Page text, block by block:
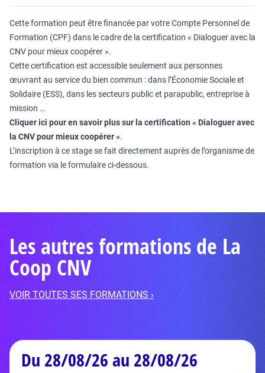
Cette formation peut être financée par votre Compte Personnel de
Formation (CPF) dans le cadre de la certification « Dialoguer avec la
CNV pour mieux coopérer ».
Cette certification est accessible seulement aux personnes
œuvrant au service du bien commun : dans l’Économie Sociale et
Solidaire (ESS), dans les secteurs public et parapublic, entreprise à
mission …
Cliquer ici pour en savoir plus sur la certification « Dialoguer avec
la CNV pour mieux coopérer ».
L’inscription à ce stage se fait directement auprès de l’organisme de
formation via le formulaire ci-dessous.
Les autres formations de La
Coop CNV
VOIR TOUTES SES FORMATIONS ›
Du 28/08/26 au 28/08/26